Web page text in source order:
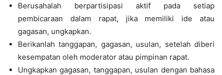
Berusahalah berpartisipasi aktif pada setiap
pembicaraan dalam rapat, jika memiliki ide atau
gagasan, ungkapkan.
Berikanlah tanggapan, gagasan, usulan, setelah diberi
kesempatan oleh moderator atau pimpinan rapat.
Ungkapkan gagasan, tanggapan, usulan dengan bahasa